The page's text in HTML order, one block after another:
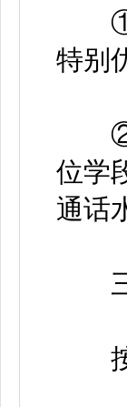
①具
特别
②须
位学
通话
三
按